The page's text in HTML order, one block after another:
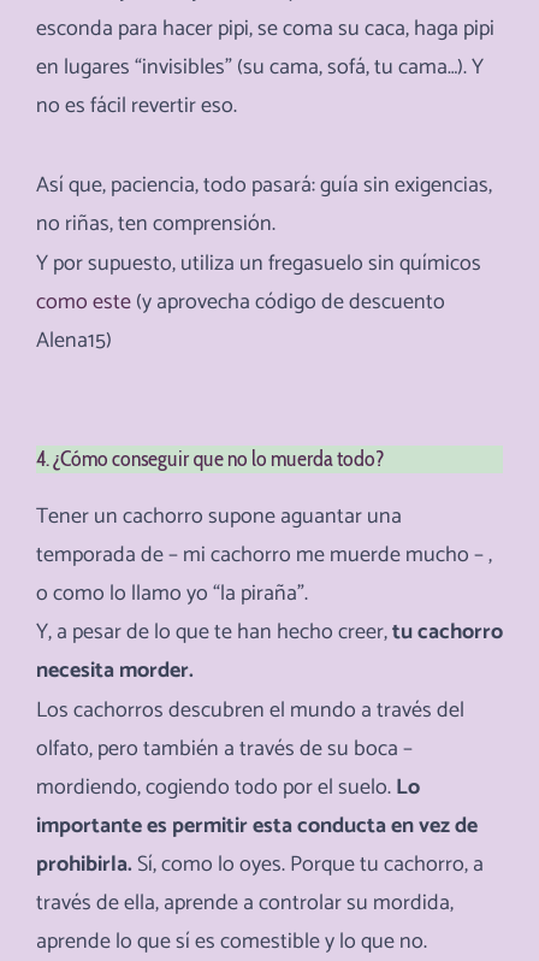
esconda para hacer pipi, se coma su caca, haga pipi
en lugares “invisibles” (su cama, sofá, tu cama…). Y
no es fácil revertir eso.
Así que, paciencia, todo pasará: guía sin exigencias,
no riñas, ten comprensión.
Y por supuesto, utiliza un fregasuelo sin químicos
como este(y aprovecha código de descuento
Alena15)
4. ¿Cómo conseguir que no lo muerda todo?
Tener un cachorro supone aguantar una
temporada de – mi cachorro me muerde mucho – ,
o como lo llamo yo “la piraña”.
Y, a pesar de lo que te han hecho creer,tu cachorro
necesita morder.
Los cachorros descubren el mundo a través del
olfato, pero también a través de su boca –
mordiendo, cogiendo todo por el suelo.Lo
importante es permitir esta conducta en vez de
prohibirla.Sí, como lo oyes. Porque tu cachorro, a
través de ella, aprende a controlar su mordida,
aprende lo que sí es comestible y lo que no.